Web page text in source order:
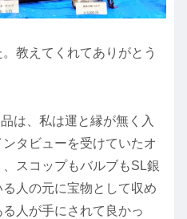
教えてくれてありがとう
は、私は運と縁が無く入
タビューを受けていたオ
スコップもバルブもSL銀
人の元に宝物として収め
人が手にされて良かっ